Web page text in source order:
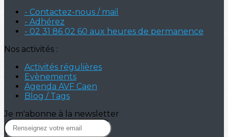
- Contactez-nous / mail
- Adhérez
- 02 31 86 02 60 aux heures de permanence
Nos activités :
Activités régulières
Evènements
Agenda AVF Caen
Blog / Tags
Je m'abonne à la newsletter